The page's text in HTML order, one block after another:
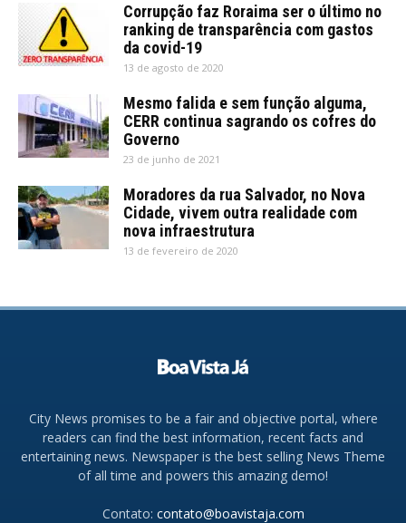
Corrupção faz Roraima ser o último no
ranking de transparência com gastos
da covid-19
13 de agosto de 2020
Mesmo falida e sem função alguma,
CERR continua sagrando os cofres do
Governo
23 de junho de 2021
Moradores da rua Salvador, no Nova
Cidade, vivem outra realidade com
nova infraestrutura
13 de fevereiro de 2020
City News promises to be a fair and objective portal, where
readers can find the best information, recent facts and
entertaining news. Newspaper is the best selling News Theme
of all time and powers this amazing demo!
Contato: contato@boavistaja.com